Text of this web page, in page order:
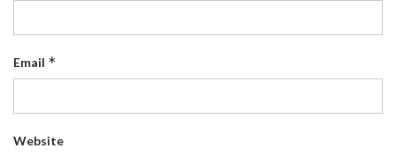
Email *
Website